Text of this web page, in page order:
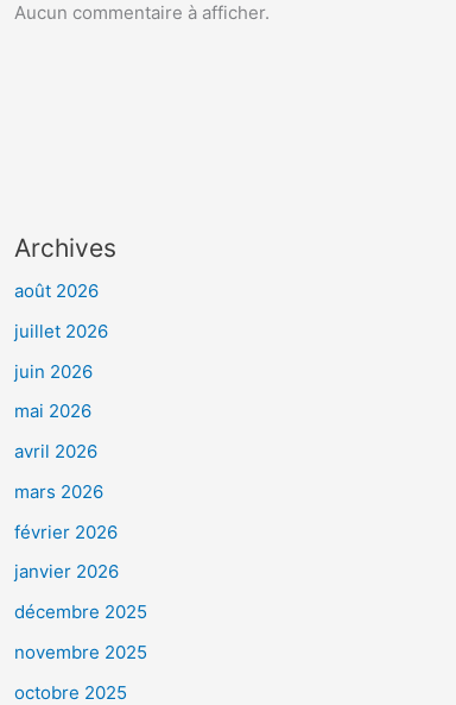
Aucun commentaire à afficher.
Archives
août 2026
juillet 2026
juin 2026
mai 2026
avril 2026
mars 2026
février 2026
janvier 2026
décembre 2025
novembre 2025
octobre 2025